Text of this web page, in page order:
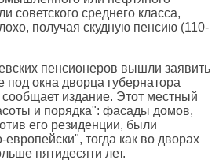
советского среднего класса,
получая скудную пенсию (110-
пенсионеров вышли заявить
под окна дворца губернатора
издание. Этот местный
и порядка": фасады домов,
его резиденции, были
тогда как во дворах
пятидесяти лет.